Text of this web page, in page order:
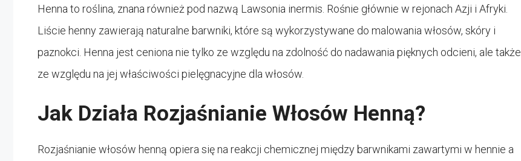
Henna to roślina, znana również pod nazwą Lawsonia inermis. Rośnie głównie w rejonach Azji i Afryki.
Liście henny zawierają naturalne barwniki, które są wykorzystywane do malowania włosów, skóry i
paznokci. Henna jest ceniona nie tylko ze względu na zdolność do nadawania pięknych odcieni, ale także
ze względu na jej właściwości pielęgnacyjne dla włosów.
Jak Działa Rozjaśnianie Włosów Henną?
Rozjaśnianie włosów henną opiera się na reakcji chemicznej między barwnikami zawartymi w hennie a